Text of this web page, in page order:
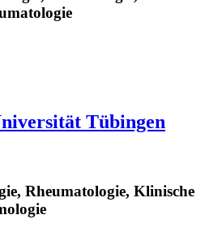
Tübingen
Rheumatologie, Klinische